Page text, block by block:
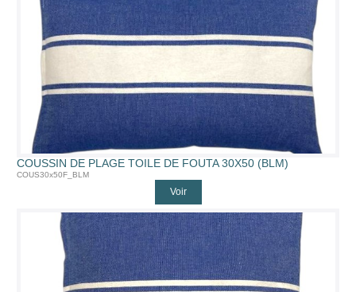
COUSSIN DE PLAGE TOILE DE FOUTA 30X50 (BLM)
COUS30x50F_BLM
Voir